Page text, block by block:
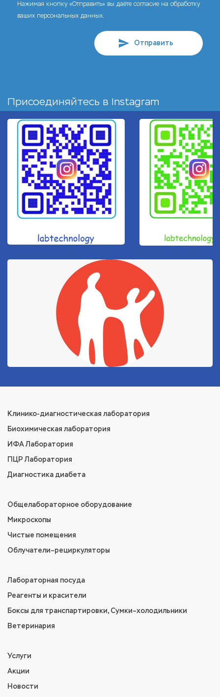
Нажимая кнопку «Отправить» вы даёте согласие на обработку
ваших персональных данных.
Отправить
Присоединяйтесь в Instagram
Клинико-диагностическая лаборатория
Биохимическая лаборатория
ИФА Лаборатория
ПЦР Лаборатория
Диагностика диабета
Общелабораторное оборудование
Микроскопы
Чистые помещения
Облучатели–рециркуляторы
Лабораторная посуда
Реагенты и красители
Боксы для транспартировки, Сумки–холодильники
Ветеринария
Услуги
Акции
Новости